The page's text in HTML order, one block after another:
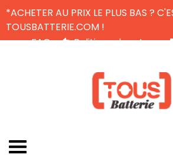
*ACHETER AU PRIX LE PLUS BAS ?
TOUSBATTERIE.COM !
FAQ
Politique de retour